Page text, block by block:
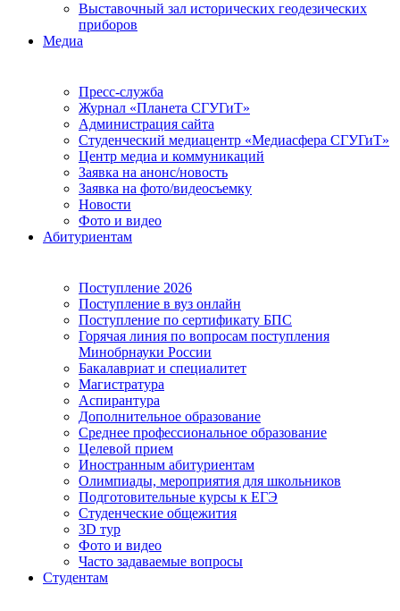
Выставочный зал исторических геодезических
приборов
Медиа
Пресс-служба
Журнал «Планета СГУГиТ»
Администрация сайта
Студенческий медиацентр «Медиасфера СГУГиТ»
Центр медиа и коммуникаций
Заявка на анонс/новость
Заявка на фото/видеосъемку
Новости
Фото и видео
Абитуриентам
Поступление 2026
Поступление в вуз онлайн
Поступление по сертификату БПС
Горячая линия по вопросам поступления
Минобрнауки России
Бакалавриат и специалитет
Магистратура
Аспирантура
Дополнительное образование
Среднее профессиональное образование
Целевой прием
Иностранным абитуриентам
Олимпиады, мероприятия для школьников
Подготовительные курсы к ЕГЭ
Студенческие общежития
3D тур
Фото и видео
Часто задаваемые вопросы
Студентам